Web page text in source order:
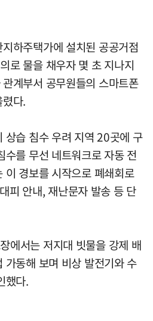
하주택가에 설치된 공공거점
로 물을 채우자 몇 초 지나지
계부서 공무원들의 스마트폰
다.
습 침수 우려 지역 20곳에 구
수를 무선 네트워크로 자동 전
이 경보를 시작으로 폐쇄회로
피 안내, 재난문자 발송 등 단
에서는 저지대 빗물을 강제 배
가동해 보며 비상 발전기와 수
했다.